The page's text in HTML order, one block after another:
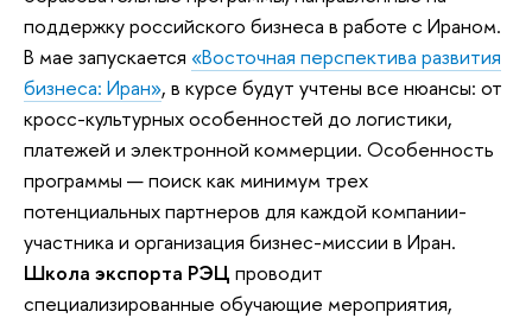
поддержку российского бизнеса в работе с Ираном.
В мае запускается «Восточная перспектива развития
бизнеса: Иран», в курсе будут учтены все нюансы: от
кросс-культурных особенностей до логистики,
платежей и электронной коммерции. Особенность
программы — поиск как минимум трех
потенциальных партнеров для каждой компании-
участника и организация бизнес-миссии в Иран.
Школа экспорта РЭЦ проводит
специализированные обучающие мероприятия,